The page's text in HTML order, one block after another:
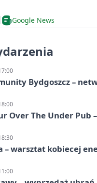
Google News
Bydgoszcz –
Over The Under
– warsztat kobiecej